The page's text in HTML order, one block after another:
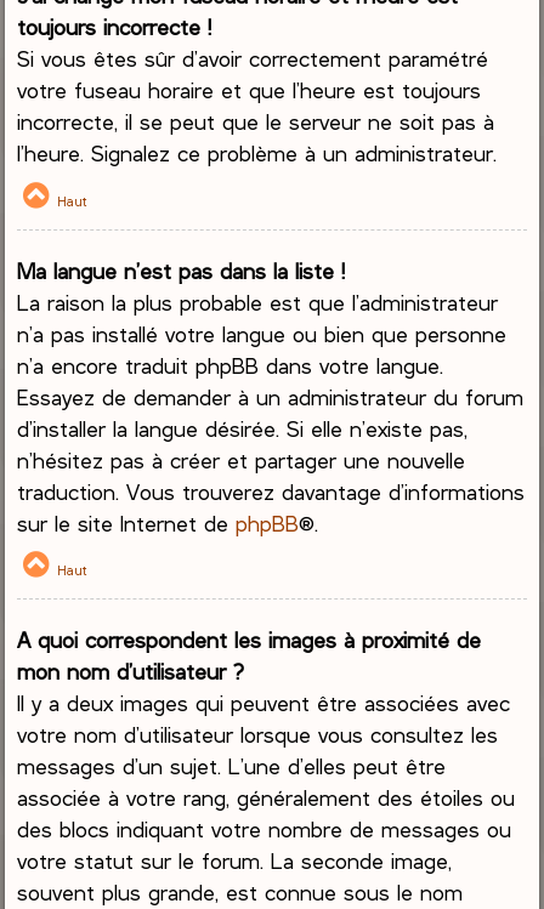
toujours incorrecte !
Si vous êtes sûr d’avoir correctement paramétré
votre fuseau horaire et que l’heure est toujours
incorrecte, il se peut que le serveur ne soit pas à
l’heure. Signalez ce problème à un administrateur.
Haut
Ma langue n’est pas dans la liste !
La raison la plus probable est que l’administrateur
n’a pas installé votre langue ou bien que personne
n’a encore traduit phpBB dans votre langue.
Essayez de demander à un administrateur du forum
d’installer la langue désirée. Si elle n’existe pas,
n’hésitez pas à créer et partager une nouvelle
traduction. Vous trouverez davantage d’informations
sur le site Internet dephpBB®.
Haut
A quoi correspondent les images à proximité de
mon nom d’utilisateur ?
Il y a deux images qui peuvent être associées avec
votre nom d’utilisateur lorsque vous consultez les
messages d’un sujet. L’une d’elles peut être
associée à votre rang, généralement des étoiles ou
des blocs indiquant votre nombre de messages ou
votre statut sur le forum. La seconde image,
souvent plus grande, est connue sous le nom